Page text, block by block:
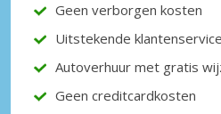
Geen verborgen kosten
Uitstekende klantenservice
Autoverhuur met gratis
Geen creditcardkosten